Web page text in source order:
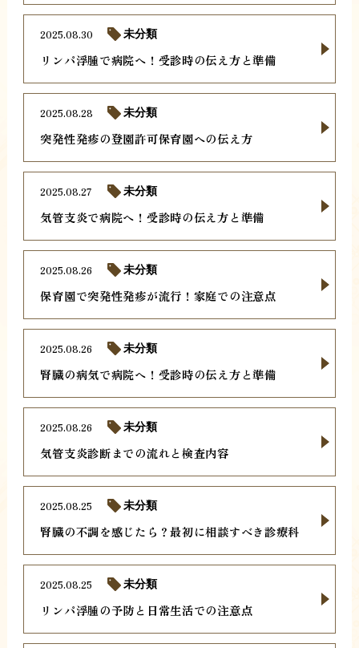
リンパ浮腫で病院へ！受診時の伝え方と準備
2025.08.30 未分類
突発性発疹の登園許可保育園への伝え方
2025.08.28 未分類
気管支炎で病院へ！受診時の伝え方と準備
2025.08.27 未分類
保育園で突発性発疹が流行！家庭での注意点
2025.08.26 未分類
腎臓の病気で病院へ！受診時の伝え方と準備
2025.08.26 未分類
気管支炎診断までの流れと検査内容
2025.08.26 未分類
腎臓の不調を感じたら？最初に相談すべき診療科
2025.08.25 未分類
リンパ浮腫の予防と日常生活での注意点
2025.08.25 未分類